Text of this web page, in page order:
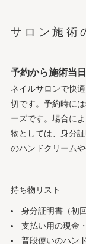
サロン施術
予約から施術当
ネイルサロンで快
切です。予約時に
ーズです。場合に
物としては、身分
のハンドクリーム
持ち物リスト
身分証明書（初
支払い用の現金
普段使いのハン